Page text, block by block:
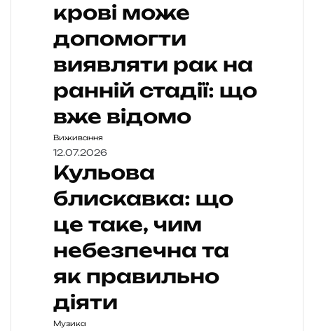
крові може
допомогти
виявляти рак на
ранній стадії: що
вже відомо
Виживання
12.07.2026
Кульова
блискавка: що
це таке, чим
небезпечна та
як правильно
діяти
Музика